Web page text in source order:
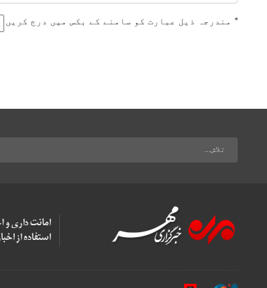
* مندرجہ ذیل عبارت کو سامنے کے بکس میں درج کریں